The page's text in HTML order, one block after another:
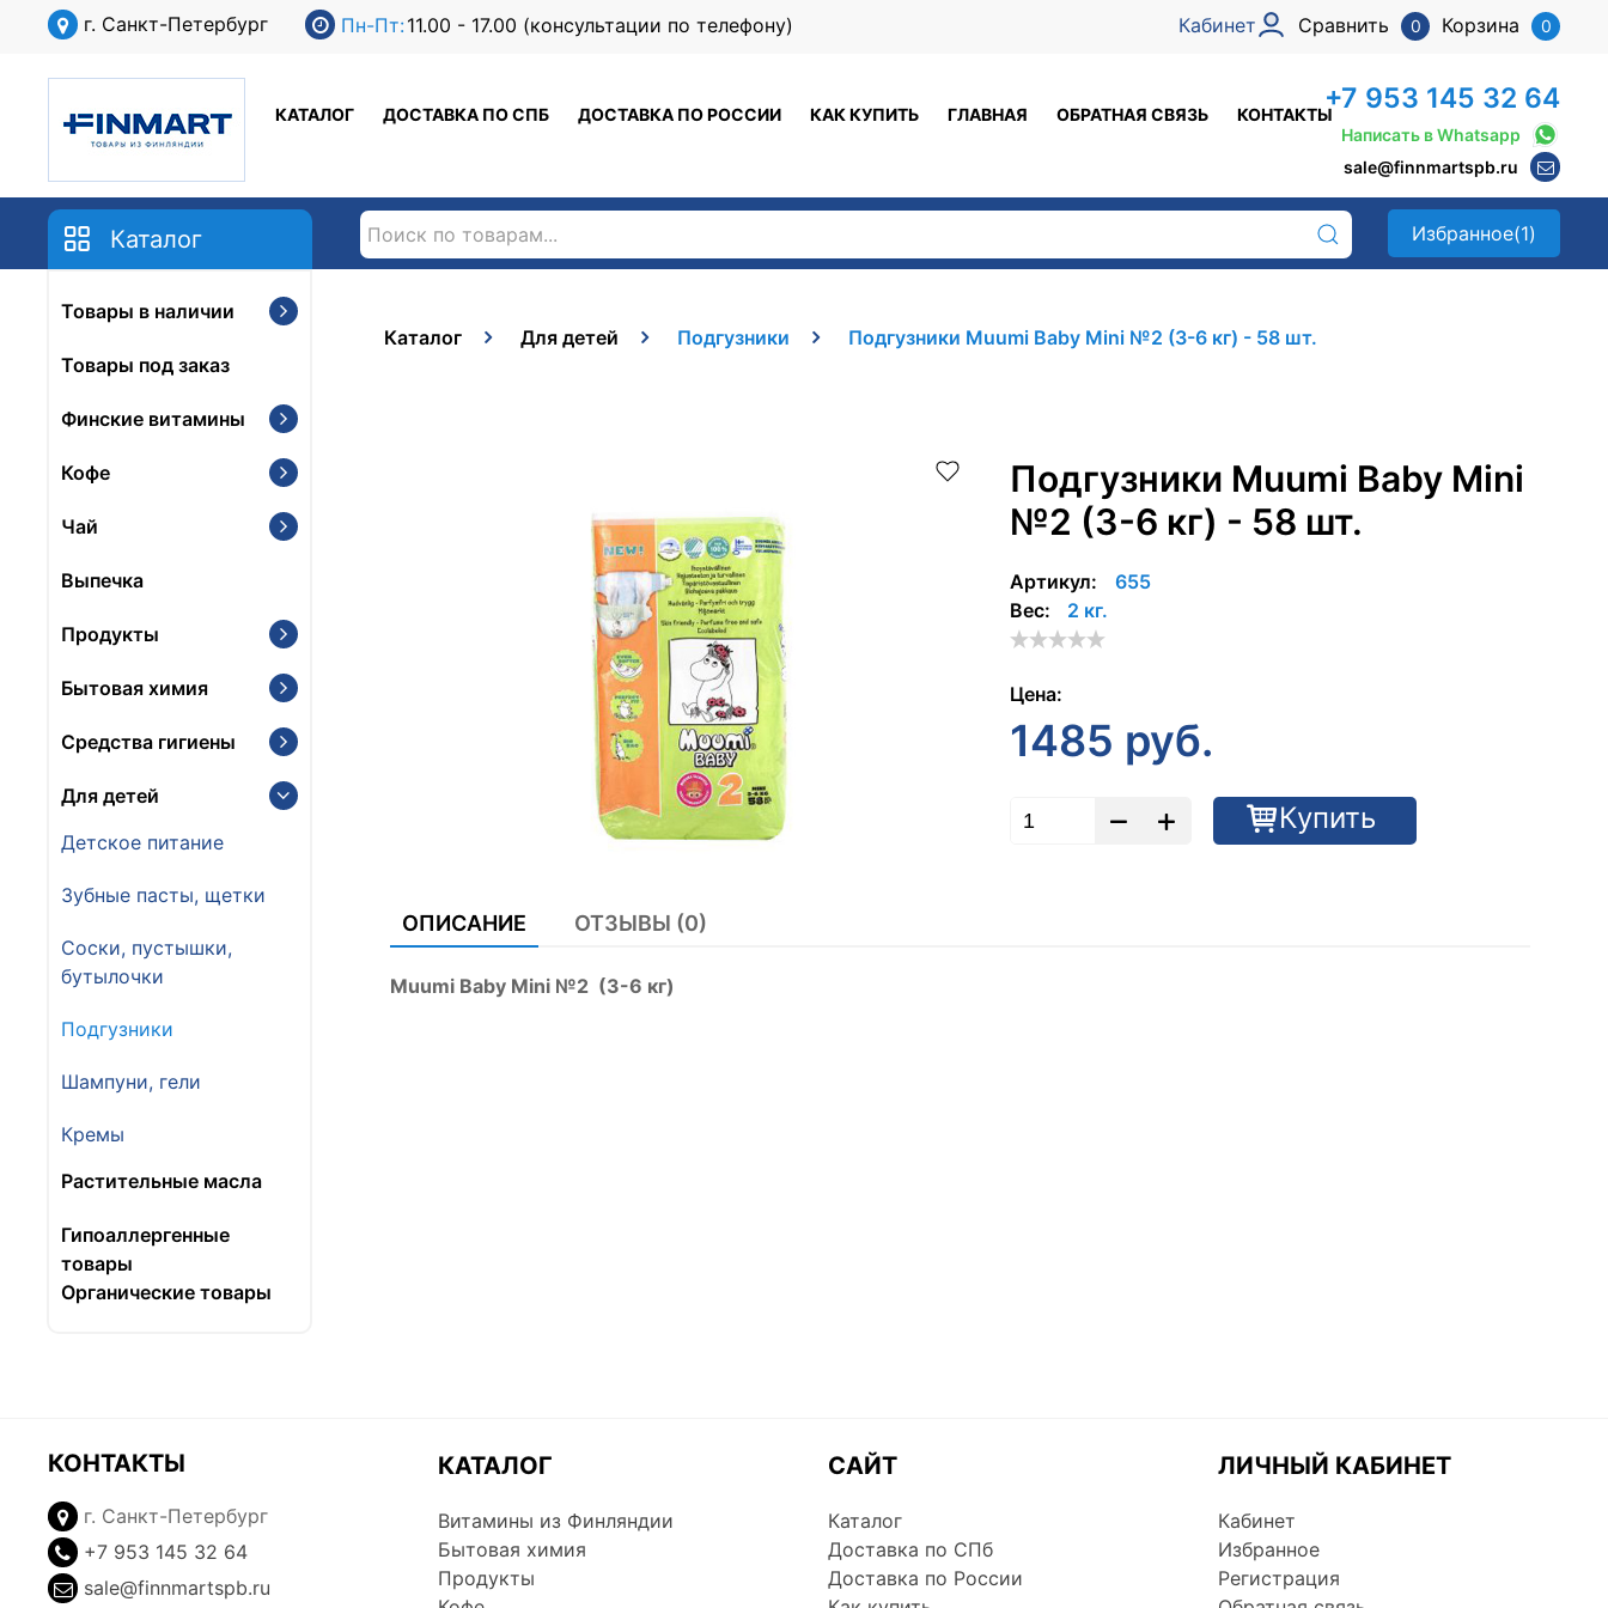
г. Санкт-Петербург Пн-Пт:11.00 - 17.00 (консультации по телефону) Кабинет Корзина 0
Сравнить 0
КАТАЛОГ ДОСТАВКА ПО СПБ ДОСТАВКА ПО РОССИИ КАК КУПИТЬ ГЛАВНАЯ ОБРАТНАЯ СВЯЗЬ КОНТАКТЫ+7 953 145 32 64
Написать в Whatsapp
sale@finnmartspb.ru
Избранное(1)
Каталог
Товары в наличии
Товары под заказ
Финские витамины
Кофе
Чай
Выпечка
Продукты
Бытовая химия
Средства гигиены
Для детей
Детское питание
Зубные пасты, щетки
Соски, пустышки,
бутылочки
Подгузники
Шампуни, гели
Кремы
Растительные масла
Гипоаллергенные
товары
Органические товары
Каталог Для детей Подгузники Подгузники Muumi Baby Mini №2 (3-6 кг) - 58 шт.
Подгузники Muumi Baby Mini
№2 (3-6 кг) - 58 шт.
Артикул:
655
Вес:
2 кг.
Цена:
1485 руб.
Купить
ОПИСАНИЕ ОТЗЫВЫ (0)
Muumi Baby Mini №2 (3-6 кг)
КОНТАКТЫ
г. Санкт-Петербург
+7 953 145 32 64
sale@finnmartspb.ru
КАТАЛОГ
Витамины из Финляндии
Бытовая химия
Продукты
САЙТ
Каталог
Доставка по СПб
Доставка по России
ЛИЧНЫЙ КАБИНЕТ
Кабинет
Избранное
Регистрация